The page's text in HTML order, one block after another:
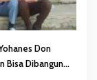
Don
Bisa Dibangun